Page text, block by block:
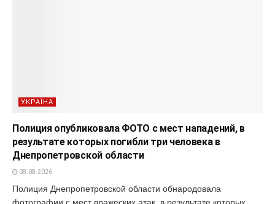
УКРАЇНА
Полиция опубликовала ФОТО с мест нападений, в
результате которых погибли три человека в
Днепропетровской области
08.08.2026
Полиция Днепропетровской области обнародовала
фотографии с мест вражеских атак, в результате которых